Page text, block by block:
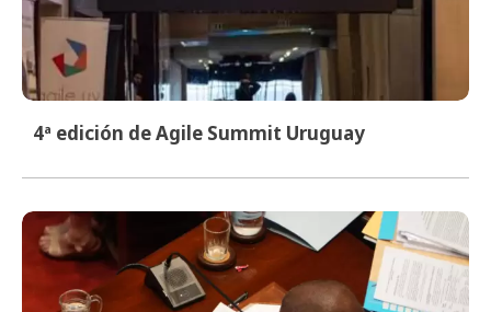
4ª edición de Agile Summit Uruguay